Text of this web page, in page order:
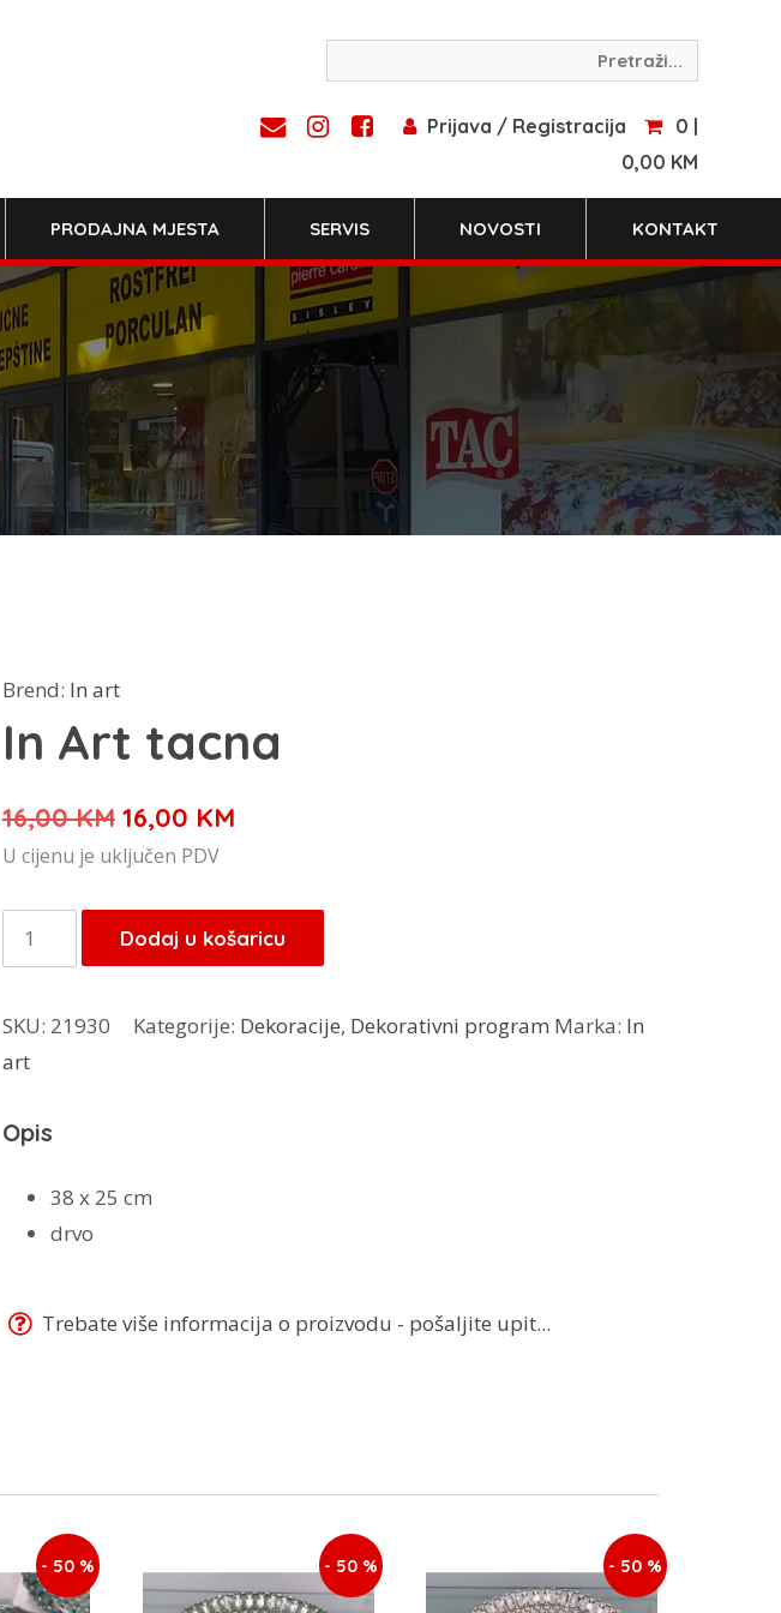
Prijava / Registracija
0 |
0,00 KM
PRODAJNA MJESTA SERVIS NOVOSTI KONTAKT
Brend: In art
In Art tacna
16,00KM Izvorna
cijena
je:
16,00 KM.
16,00 KMTrenutna
16,00 KM.
U cijenu je uključen PDV
Art
količina
Dodaj u košaricu
SKU: 21930 Kategorije: Dekoracije, Dekorativni program Marka: In
art
Opis
38 x 25 cm
drvo
Trebate više informacija o proizvodu - pošaljite upit...
- 50 % - 50 % - 50 %